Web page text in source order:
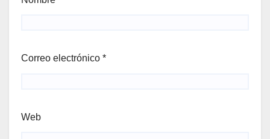
Correo electrónico *
Web